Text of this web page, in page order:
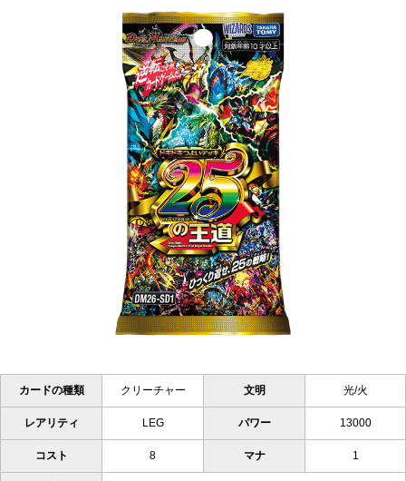
カードの種類 クリーチャー 文明 光/火
レアリティ LEG パワー 13000
コスト 8 マナ 1